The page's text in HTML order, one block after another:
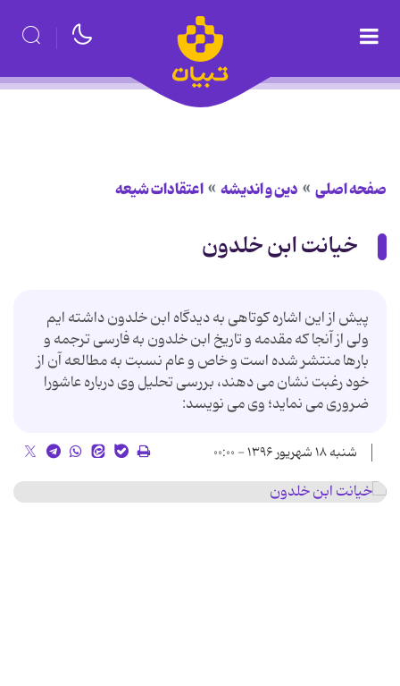
صفحه اصلی دین و اندیشه اعتقادات شیعه
خیانت ابن خلدون
پیش از این اشاره كوتاهی به دیدگاه ابن خلدون داشته ایم
ولی از آنجا كه مقدمه و تاریخ ابن خلدون به فارسی ترجمه و
بارها منتشر شده است و خاص و عام نسبت به مطالعه آن از
خود رغبت نشان می دهند، بررسی تحلیل وی درباره عاشورا
ضروری می نماید؛ وی می نویسد:
شنبه ۱۸ شهریور ۱۳۹۶ - ۰۰:۰۰